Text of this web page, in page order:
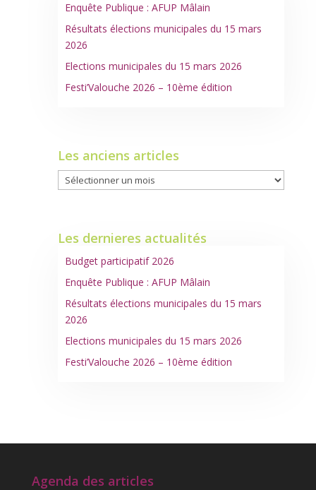
Enquête Publique : AFUP Mâlain
Résultats élections municipales du 15 mars
2026
Elections municipales du 15 mars 2026
Festi’Valouche 2026 – 10ème édition
Les anciens articles
Les
anciens
Les dernieres actualités
Budget participatif 2026
Enquête Publique : AFUP Mâlain
Résultats élections municipales du 15 mars
2026
Elections municipales du 15 mars 2026
Festi’Valouche 2026 – 10ème édition
Agenda des articles